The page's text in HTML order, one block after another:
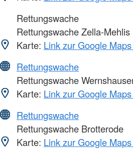
Rettungswache
Rettungswache Zella-Mehlis
Karte: Link zur Google
Rettungswache
Rettungswache
Karte: Link zur Google
Rettungswache
Rettungswache Brotterode
Karte: Link zur Google